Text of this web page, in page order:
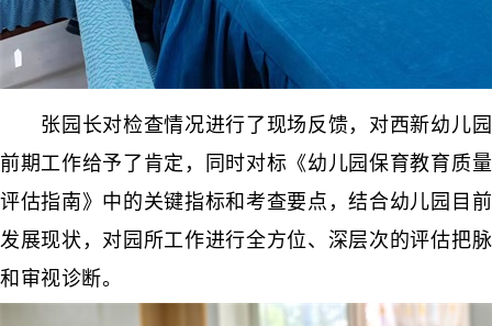
张园长对检查情况进行了现场反馈，对西新幼儿园
前期工作给予了肯定，同时对标《幼儿园保育教育质量
评估指南》中的关键指标和考查要点，结合幼儿园目前
发展现状，对园所工作进行全方位、深层次的评估把脉
和审视诊断。